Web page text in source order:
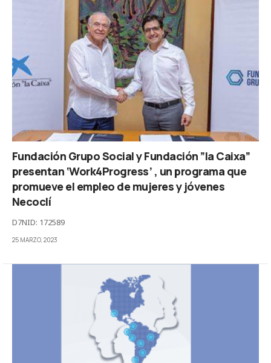
Fundación Grupo Social y Fundación ”la Caixa”
presentan ‘Work4Progress’ , un programa que
promueve el empleo de mujeres y jóvenes
Necoclí
D7NID: 172589
25 MARZO, 2023